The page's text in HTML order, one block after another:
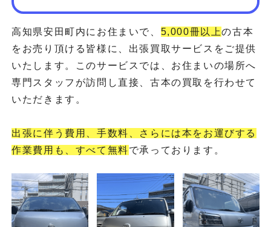
高知県安田町内にお住まいで、 5,000冊以上の古本
をお売り頂ける皆様に、出張買取サービスをご提供
いたします。このサービスでは、お住まいの場所へ
専門スタッフが訪問し直接、古本の買取を行わせて
いただきます。
出張に伴う費用、手数料、さらには本をお運びする
作業費用も、すべて無料で承っております。